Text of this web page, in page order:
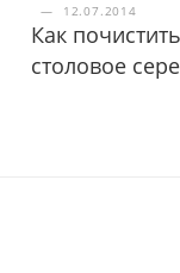
—
12.07.2014
Как почистить
столовое